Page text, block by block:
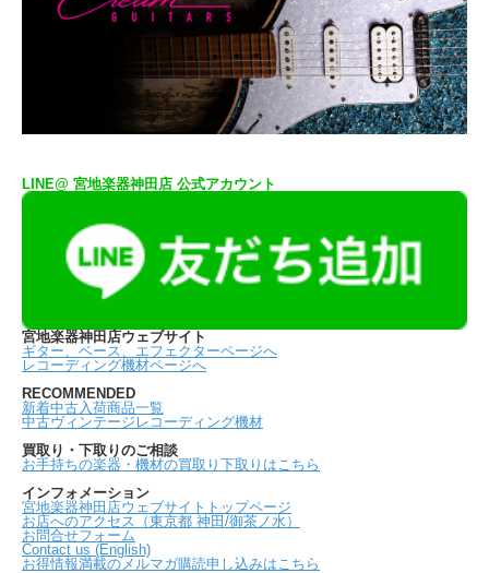
LINE@ 宮地楽器神田店 公式アカウント
宮地楽器神田店ウェブサイト
ギター、ベース、エフェクターページへ
レコーディング機材ページへ
RECOMMENDED
新着中古入荷商品一覧
中古ヴィンテージレコーディング機材
買取り・下取りのご相談
お手持ちの楽器・機材の買取り下取りはこちら
インフォメーション
宮地楽器神田店ウェブサイトトップページ
お店へのアクセス（東京都 神田/御茶ノ水）
お問合せフォーム
Contact us (English)
お得情報満載のメルマガ購読申し込みはこちら